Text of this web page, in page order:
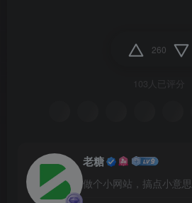
260
103人已评分
老糖
做个小网站，搞点小意思